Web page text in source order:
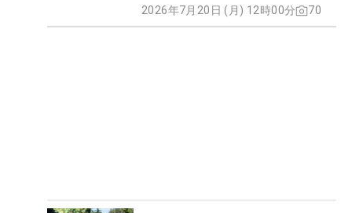
2026年7月20日 (月) 12時00分 70